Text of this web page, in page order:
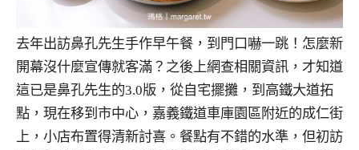
去年出訪鼻孔先生手作早午餐，到門口嚇一跳！怎麼新
開幕沒什麼宣傳就客滿？之後上網查相關資訊，才知道
這已是鼻孔先生的3.0版，從自宅擺攤，到高鐵大道拓
點，現在移到市中心，嘉義鐵道車庫園區附近的成仁街
上，小店布置得清新討喜。餐點有不錯的水準，但初訪